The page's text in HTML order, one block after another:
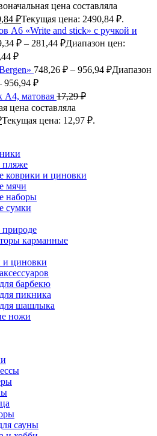
цена составляла
₽Текущая цена: 2490,84 ₽.
А6 «Write and stick» с ручкой и
₽ – 281,44 ₽Диапазон цен:
₽
748,26 ₽ – 956,94 ₽Диапазон
956,94 ₽
А4, матовая 17,29₽
цена составляла
Текущая цена: 12,97 ₽.
пляже
коврики и циновки
мячи
наборы
сумки
природе
карманные
и циновки
барбекю
пикника
шашлыка
ножи
сауны